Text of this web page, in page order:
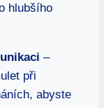
hlubšího
–
při
abyste